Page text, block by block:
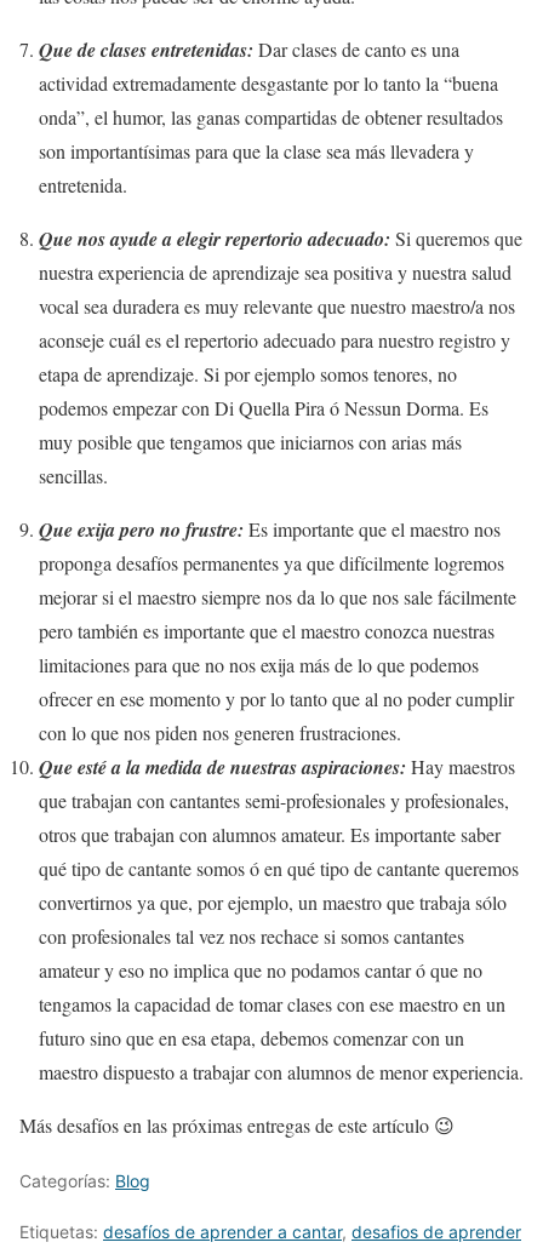
Que de clases entretenidas: Dar clases de canto es una
actividad extremadamente desgastante por lo tanto la “buena
onda”, el humor, las ganas compartidas de obtener resultados
son importantísimas para que la clase sea más llevadera y
entretenida.
Que nos ayude a elegir repertorio adecuado: Si queremos que
nuestra experiencia de aprendizaje sea positiva y nuestra salud
vocal sea duradera es muy relevante que nuestro maestro/a nos
aconseje cuál es el repertorio adecuado para nuestro registro y
etapa de aprendizaje. Si por ejemplo somos tenores, no
podemos empezar con Di Quella Pira ó Nessun Dorma. Es
muy posible que tengamos que iniciarnos con arias más
sencillas.
Que exija pero no frustre: Es importante que el maestro nos
proponga desafíos permanentes ya que difícilmente logremos
mejorar si el maestro siempre nos da lo que nos sale fácilmente
pero también es importante que el maestro conozca nuestras
limitaciones para que no nos exija más de lo que podemos
ofrecer en ese momento y por lo tanto que al no poder cumplir
con lo que nos piden nos generen frustraciones.
Que esté a la medida de nuestras aspiraciones: Hay maestros
que trabajan con cantantes semi-profesionales y profesionales,
otros que trabajan con alumnos amateur. Es importante saber
qué tipo de cantante somos ó en qué tipo de cantante queremos
convertirnos ya que, por ejemplo, un maestro que trabaja sólo
con profesionales tal vez nos rechace si somos cantantes
amateur y eso no implica que no podamos cantar ó que no
tengamos la capacidad de tomar clases con ese maestro en un
futuro sino que en esa etapa, debemos comenzar con un
maestro dispuesto a trabajar con alumnos de menor experiencia.
Más desafíos en las próximas entregas de este artículo 😉
Categorías: Blog
Etiquetas: desafíos de aprender a cantar, desafios de aprender